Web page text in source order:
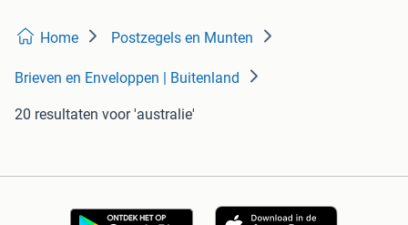
Home Postzegels en Munten
Brieven en Enveloppen | Buitenland
20 resultaten voor 'australie'